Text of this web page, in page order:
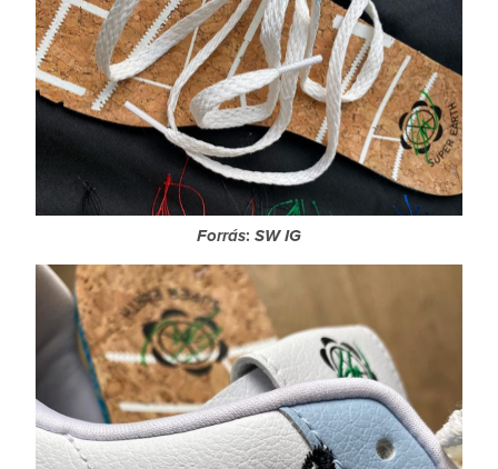
Forrás: SW IG